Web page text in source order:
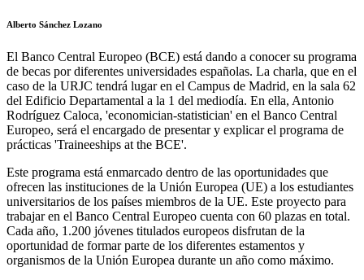
Alberto Sánchez Lozano
El Banco Central Europeo (BCE) está dando a conocer su programa
de becas por diferentes universidades españolas. La charla, que en el
caso de la URJC tendrá lugar en el Campus de Madrid, en la sala 62
del Edificio Departamental a la 1 del mediodía. En ella, Antonio
Rodríguez Caloca, 'economician-statistician' en el Banco Central
Europeo, será el encargado de presentar y explicar el programa de
prácticas 'Traineeships at the BCE'.
Este programa está enmarcado dentro de las oportunidades que
ofrecen las instituciones de la Unión Europea (UE) a los estudiantes
universitarios de los países miembros de la UE. Este proyecto para
trabajar en el Banco Central Europeo cuenta con 60 plazas en total.
Cada año, 1.200 jóvenes titulados europeos disfrutan de la
oportunidad de formar parte de los diferentes estamentos y
organismos de la Unión Europea durante un año como máximo.